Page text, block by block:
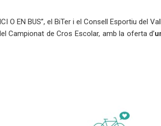
O EN BUS”, el BiTer i el Consell Esportiu
Campionat de Cros Escolar, amb la oferta d’